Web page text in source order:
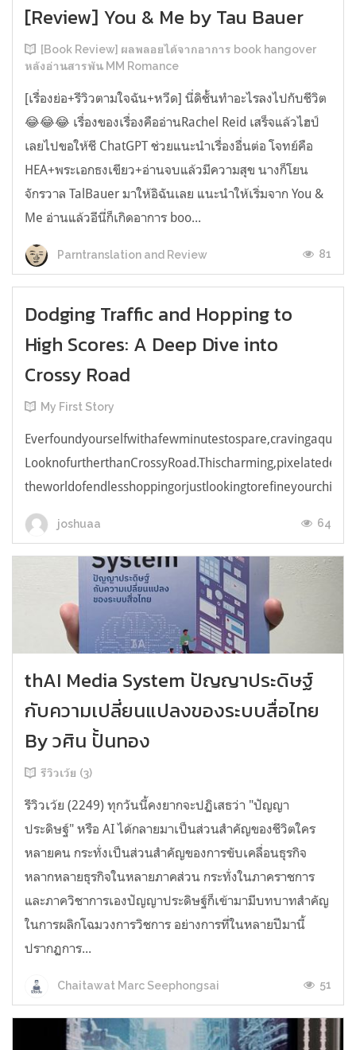
[Review] You & Me by Tau Bauer
[Book Review] ผลพลอยได้จากอาการ book hangover
หลังอ่านสารพัน MM Romance
[เรื่องย่อ+รีวิวตามใจฉัน+หวีด] นี่ดิชั้นทำอะไรลงไปกับชีวิต
😂😂😂 เรื่องของเรื่องคืออ่านRachel Reid เสร็จแล้วไฮป์
เลยไปขอให้ชี ChatGPT ช่วยแนะนำเรื่องอื่นต่อ โจทย์คือ
HEA+พระเอกธงเขียว+อ่านจบแล้วมีความสุข นางก็โยน
จักรวาล TalBauer มาให้อิฉันเลย แนะนำให้เริ่มจาก You &
Me อ่านแล้วอีนี่ก็เกิดอาการ boo...
Parntranslation and Review 81
Dodging Traffic and Hopping to
High Scores: A Deep Dive into
Crossy Road
My First Story
joshuaa 64
thAI Media System ปัญญาประดิษฐ์
กับความเปลี่ยนแปลงของระบบสื่อไทย
By วศิน ปั้นทอง
รีวิวเว้ย (3)
รีวิวเว้ย (2249) ทุกวันนี้คงยากจะปฏิเสธว่า "ปัญญา
ประดิษฐ์" หรือ AI ได้กลายมาเป็นส่วนสำคัญของชีวิตใคร
หลายคน กระทั่งเป็นส่วนสำคัญของการขับเคลื่อนธุรกิจ
หลากหลายธุรกิจในหลายภาคส่วน กระทั่งในภาคราชการ
และภาควิชาการเองปัญญาประดิษฐ์ก็เข้ามามีบทบาทสำคัญ
ในการผลิกโฉมวงการวิชการ อย่างการที่ในหลายปีมานี้
ปรากฏการ...
Chaitawat Marc Seephongsai 51